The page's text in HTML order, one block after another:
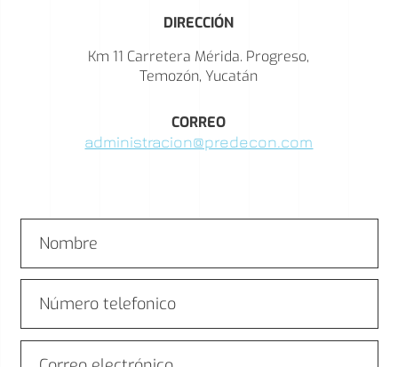
DIRECCIÓN
Km 11 Carretera Mérida. Progreso,
Temozón, Yucatán
CORREO
administracion@predecon.com